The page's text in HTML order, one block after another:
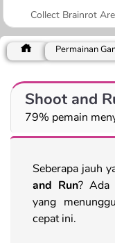
Collect Brainrot
Permainan
Shoot and
79% pemain
Seberapa jauh
and Run? Ada
yang
cepat ini.